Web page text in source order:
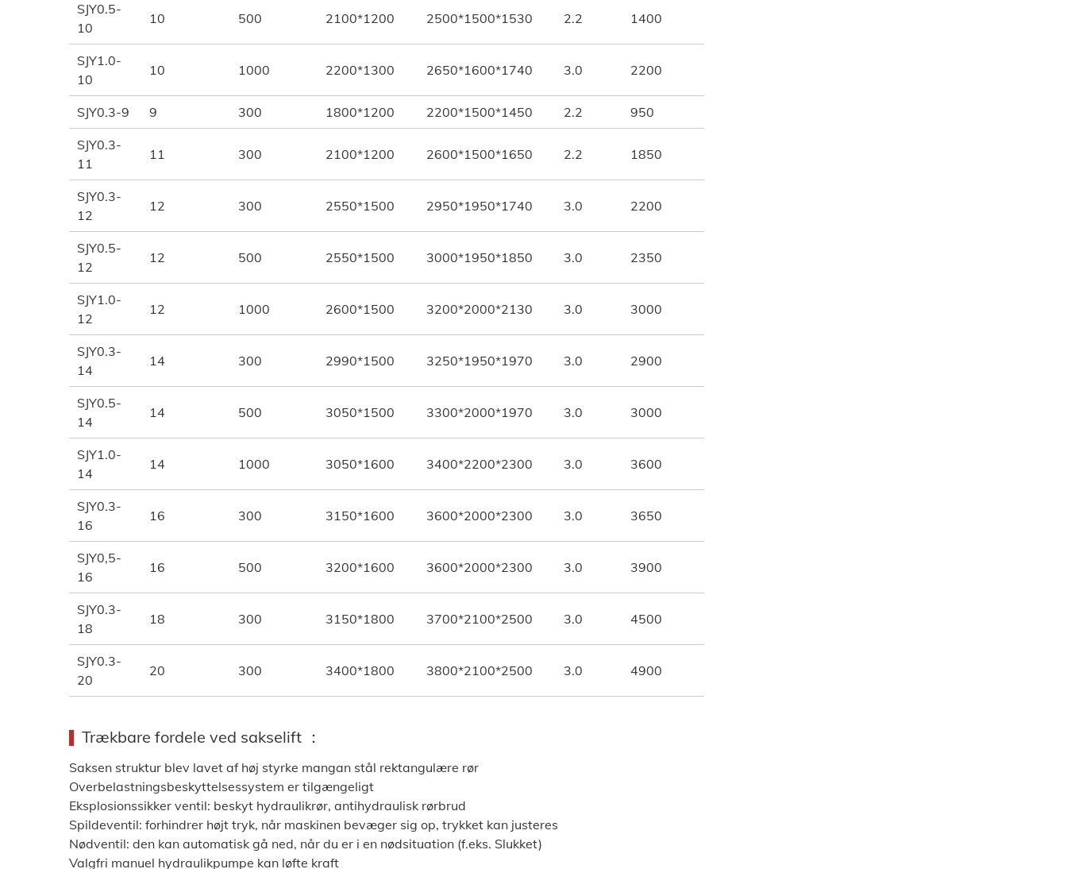
SJY0.5-
10
10 500 2100*1200 2500*1500*1530 2.2 1400
SJY1.0-
10
10 1000 2200*1300 2650*1600*1740 3.0 2200
SJY0.3-9 9 300 1800*1200 2200*1500*1450 2.2 950
SJY0.3-
11
11 300 2100*1200 2600*1500*1650 2.2 1850
SJY0.3-
12
12 300 2550*1500 2950*1950*1740 3.0 2200
SJY0.5-
12
12 500 2550*1500 3000*1950*1850 3.0 2350
SJY1.0-
12
12 1000 2600*1500 3200*2000*2130 3.0 3000
SJY0.3-
14
14 300 2990*1500 3250*1950*1970 3.0 2900
SJY0.5-
14
14 500 3050*1500 3300*2000*1970 3.0 3000
SJY1.0-
14
14 1000 3050*1600 3400*2200*2300 3.0 3600
SJY0.3-
16
16 300 3150*1600 3600*2000*2300 3.0 3650
SJY0,5-
16
16 500 3200*1600 3600*2000*2300 3.0 3900
SJY0.3-
18
18 300 3150*1800 3700*2100*2500 3.0 4500
SJY0.3-
20
20 300 3400*1800 3800*2100*2500 3.0 4900
Trækbare fordele ved sakselift ：
Saksen struktur blev lavet af høj styrke mangan stål rektangulære rør
Overbelastningsbeskyttelsessystem er tilgængeligt
Eksplosionssikker ventil: beskyt hydraulikrør, antihydraulisk rørbrud
Spildeventil: forhindrer højt tryk, når maskinen bevæger sig op, trykket kan justeres
Nødventil: den kan automatisk gå ned, når du er i en nødsituation (f.eks. Slukket)
Valgfri manuel hydraulikpumpe kan løfte kraft